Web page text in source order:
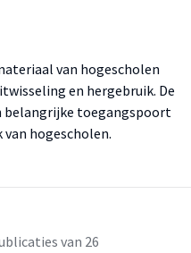
van hogescholen
en hergebruik. De
belangrijke toegangspoort
hogescholen.
van 26